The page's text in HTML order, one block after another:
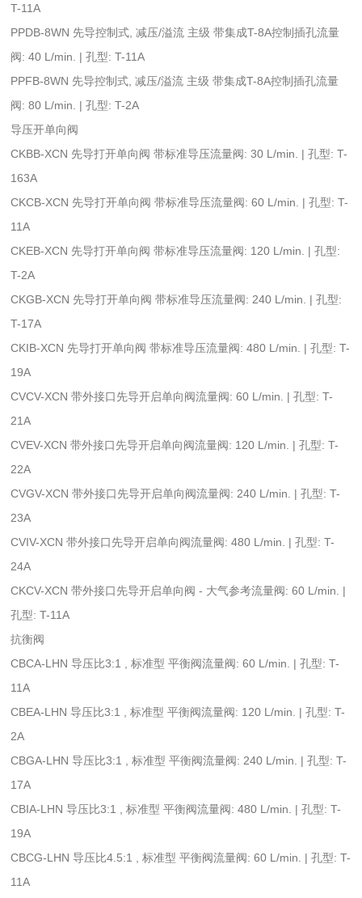
T-11A
PPDB-8WN 先导控制式, 减压/溢流 主级 带集成T-8A控制插孔流量
阀: 40 L/min. | 孔型: T-11A
PPFB-8WN 先导控制式, 减压/溢流 主级 带集成T-8A控制插孔流量
阀: 80 L/min. | 孔型: T-2A
导压开单向阀
CKBB-XCN 先导打开单向阀 带标准导压流量阀: 30 L/min. | 孔型: T-
163A
CKCB-XCN 先导打开单向阀 带标准导压流量阀: 60 L/min. | 孔型: T-
11A
CKEB-XCN 先导打开单向阀 带标准导压流量阀: 120 L/min. | 孔型:
T-2A
CKGB-XCN 先导打开单向阀 带标准导压流量阀: 240 L/min. | 孔型:
T-17A
CKIB-XCN 先导打开单向阀 带标准导压流量阀: 480 L/min. | 孔型: T-
19A
CVCV-XCN 带外接口先导开启单向阀流量阀: 60 L/min. | 孔型: T-
21A
CVEV-XCN 带外接口先导开启单向阀流量阀: 120 L/min. | 孔型: T-
22A
CVGV-XCN 带外接口先导开启单向阀流量阀: 240 L/min. | 孔型: T-
23A
CVIV-XCN 带外接口先导开启单向阀流量阀: 480 L/min. | 孔型: T-
24A
CKCV-XCN 带外接口先导开启单向阀 - 大气参考流量阀: 60 L/min. |
孔型: T-11A
抗衡阀
CBCA-LHN 导压比3:1 , 标准型 平衡阀流量阀: 60 L/min. | 孔型: T-
11A
CBEA-LHN 导压比3:1 , 标准型 平衡阀流量阀: 120 L/min. | 孔型: T-
2A
CBGA-LHN 导压比3:1 , 标准型 平衡阀流量阀: 240 L/min. | 孔型: T-
17A
CBIA-LHN 导压比3:1 , 标准型 平衡阀流量阀: 480 L/min. | 孔型: T-
19A
CBCG-LHN 导压比4.5:1 , 标准型 平衡阀流量阀: 60 L/min. | 孔型: T-
11A